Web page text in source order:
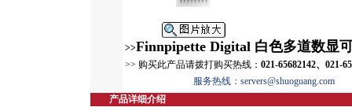
>>Finnpipette Digital 白色多道数显
>> 购买此产品请拨打购买热线： 021-65682142、021-
服务热线：servers@shuoguang.com
产品详细介绍